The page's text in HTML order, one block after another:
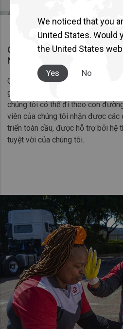
We noticed that you
United States. Would
the United States
Yes No
CHÚNG TÔI CUNG CẤP CƠ
NGHỀ NGHIỆP
Chúng tôi nói rằng nhân viên của
ghế lái trong sự nghiệp của họ,
chúng tôi có thể đi theo con
viên của chúng tôi nhận được các
triển toàn cầu, được hỗ trợ bởi hệ
tuyệt vời của chúng tôi.